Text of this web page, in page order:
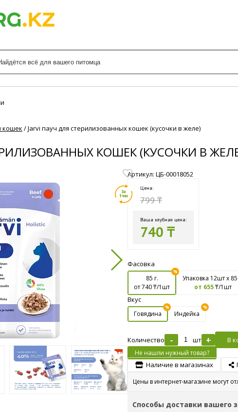
кошек /Jarvi пауч для стерилизованных кошек (кусочки в желе)
КОШЕК (КУСОЧКИ В
Артикул: ЦБ-00018052
Цена:
799 ₸
Ваша клубная цена:
740 ₸
Фасовка
85 г.
от 740₸/1шт
Упаковка 12шт х 85
от 655₸/1шт
Вкус
Говядина Индейка
Количество - шт + В
Не нашли нужный товар?
Наличие в магазинах
Цены в интернет-магазине могут
Способы доставки вашего